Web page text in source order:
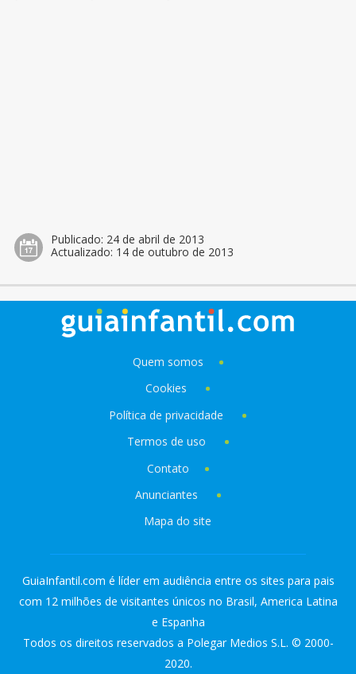
Publicado: 24 de abril de 2013
Actualizado: 14 de outubro de 2013
Quem somos
Cookies
Política de privacidade
Termos de uso
Contato
Anunciantes
Mapa do site
GuiaInfantil.com é líder em audiência entre os sites para pais
com 12 milhões de visitantes únicos no Brasil, America Latina
e Espanha
Todos os direitos reservados a Polegar Medios S.L. © 2000-
2020.